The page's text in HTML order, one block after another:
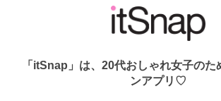
「itSnap」は、20代おしゃれ女子のた
ンアプリ♡